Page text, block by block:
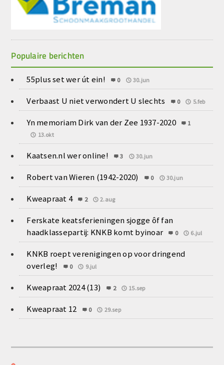
Populaire berichten
55plus set wer út ein! 0 30.jun
Verbaast U niet verwondert U slechts 0 5.feb
Yn memoriam Dirk van der Zee 1937-2020
1
13.okt
Kaatsen.nl wer online! 3 30.jun
Robert van Wieren (1942-2020) 0 30.jun
Kweapraat 4 2 2.aug
Ferskate keatsferieningen sjogge ôf fan
haadklassepartij: KNKB komt byinoar
0 6.jul
KNKB roept verenigingen op voor dringend
overleg!
0 9.jul
Kweapraat 2024 (13) 2 15.sep
Kweapraat 12 0 29.sep